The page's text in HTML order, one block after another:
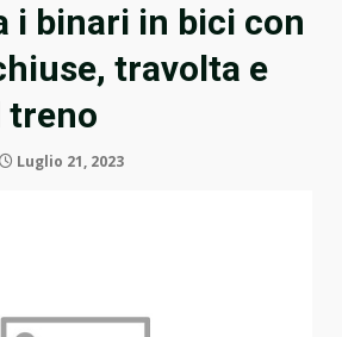
i binari in bici con
travolta e
treno
Luglio 21, 2023